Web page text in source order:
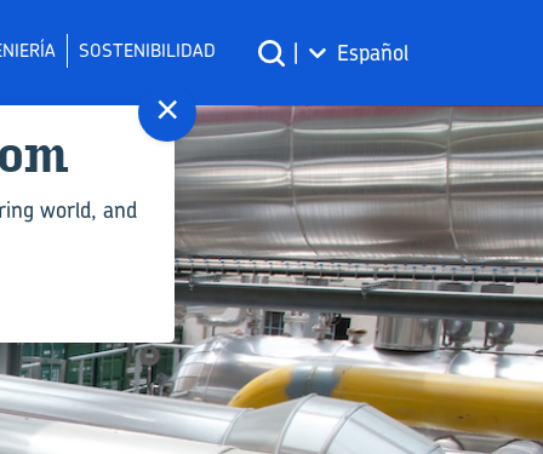
SOSTENIBILIDAD | Español
×
world, and